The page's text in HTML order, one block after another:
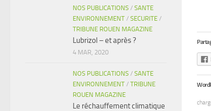
NOS PUBLICATIONS / SANTE
ENVIRONNEMENT / SECURITE /
TRIBUNE ROUEN MAGAZINE
Lubrizol – et après ?
4 MAR, 2020
NOS PUBLICATIONS / SANTE
ENVIRONNEMENT / TRIBUNE
ROUEN MAGAZINE
Le réchauffement climatique